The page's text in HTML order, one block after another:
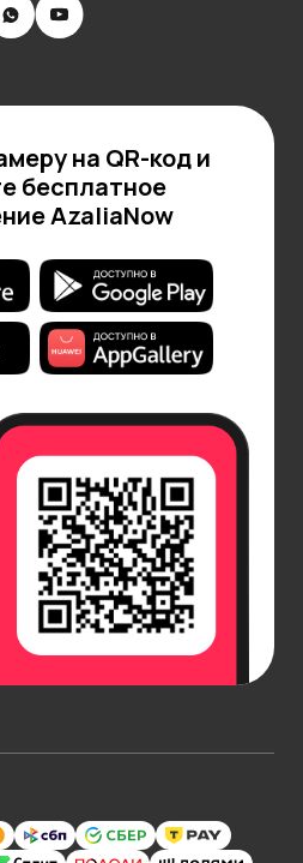
на QR-код и
бесплатное
AzaliaNow